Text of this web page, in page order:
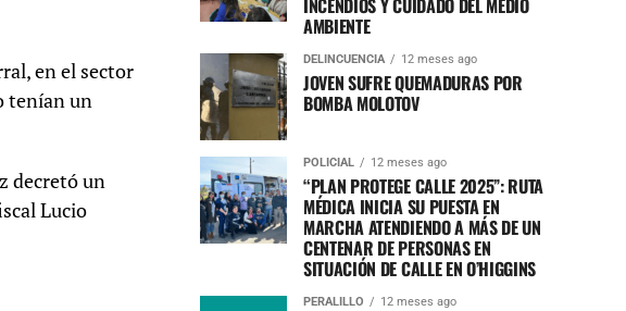
en el sector
tenían un
decretó un
Lucio
INCENDIOS Y CUIDADO DEL MEDIO
AMBIENTE
DELINCUENCIA 12 meses ago
JOVEN SUFRE QUEMADURAS POR
BOMBA MOLOTOV
POLICIAL 12 meses ago
“PLAN PROTEGE CALLE 2025”: RUTA
MÉDICA INICIA SU PUESTA EN
MARCHA ATENDIENDO A MÁS DE UN
CENTENAR DE PERSONAS EN
SITUACIÓN DE CALLE EN O’HIGGINS
PERALILLO 12 meses ago